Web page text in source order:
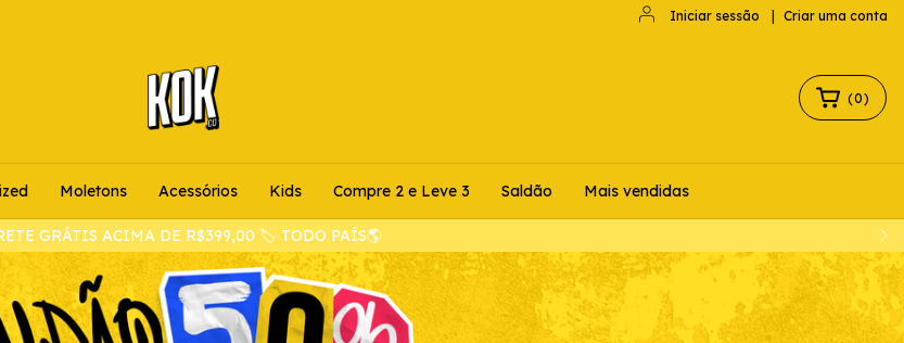
Iniciar sessão Criar uma conta
GRÁTIS ACIMA DE R$399,00 🏷️ TODO PAÍS🌎
(0)
Moletons Acessórios Kids Compre 2 e Leve 3 Saldão Mais vendidas